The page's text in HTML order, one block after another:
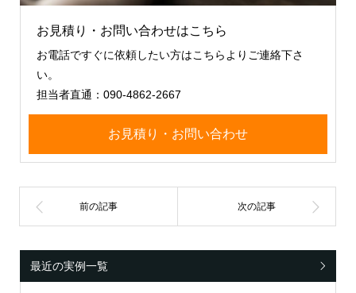
お見積り・お問い合わせはこちら
お電話ですぐに依頼したい方はこちらよりご連絡下さ
い。
担当者直通：090-4862-2667
お見積り・お問い合わせ
最近の実例一覧